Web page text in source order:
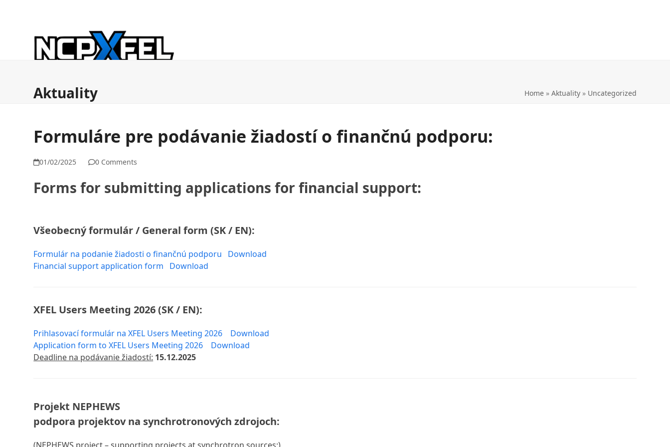
Aktuality Home» Aktuality» Uncategorized
Formuláre pre podávanie žiadostí o finančnú podporu:
01/02/2025 0 Comments
Forms for submitting applications for financial support:
Všeobecný formulár / General form (SK/ EN):
Formulár na podanie žiadosti o finančnú podporu
Download
Financial support application form
Download
XFEL Users Meeting 2026 (SK / EN):
Prihlasovací formulár na XFEL Users Meeting 2026
Download
Application form to XFEL Users Meeting 2026
Download
Deadline na podávanie žiadostí: 15.12.2025
Projekt NEPHEWS
podpora projektov na synchrotronových zdrojoch: